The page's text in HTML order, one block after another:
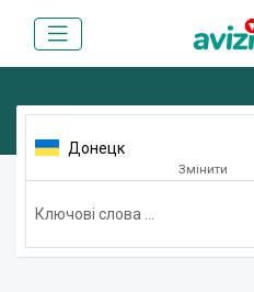
Донецк
Змінити